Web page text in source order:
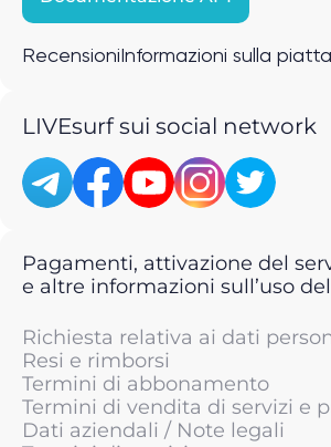
Recensioni Informazioni sulla
LIVEsurf sui social network
Pagamenti, attivazione del
e altre informazioni sull’uso
Richiesta relativa ai dati
Resi e rimborsi
Termini di abbonamento
Termini di vendita di servizi e
Dati aziendali / Note legali